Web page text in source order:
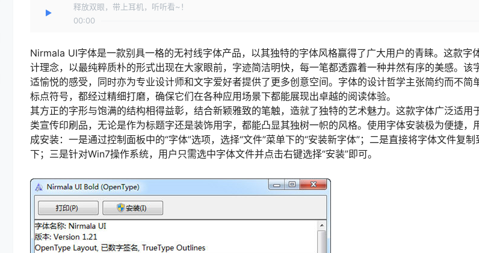
释放双眼，带上耳机，听听看~！
00:00
Nirmala UI字体是一款别具一格的无衬线字体产品，以其独特的字体风格赢得了广大用户的青睐。这款字
计理念，以最纯粹质朴的形式出现在大家眼前，字迹简洁明快，每一笔都透露着一种井然有序的美感。该
适愉悦的感受，同时亦为专业设计师和文字爱好者提供了更多创意空间。字体的设计哲学主张简约而不简
标点符号，都经过精细打磨，确保它们在各种应用场景下都能展现出卓越的阅读体验。
其方正的字形与饱满的结构相得益彰，结合新颖雅致的笔触，造就了独特的艺术魅力。这款字体广泛适用
类宣传印刷品，无论是作为标题字还是装饰用字，都能凸显其独树一帜的风格。使用字体安装极为便捷，
成安装：一是通过控制面板中的“字体”选项，选择“文件”菜单下的“安装新字体”；二是直接将字体文件复
下；三是针对Win7操作系统，用户只需选中字体文件并点击右键选择“安装”即可。